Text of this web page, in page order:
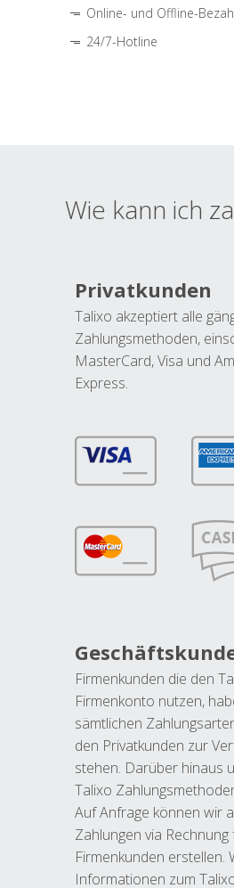
Online- und Offline-
24/7-Hotline
Wie kann ich
Privatkunden
Talixo akzeptiert alle
Zahlungsmethoden,
MasterCard, Visa und
Express.
Firmenkunden die den
Firmenkonto nutzen,
sämtlichen
den Privatkunden zur
stehen. Darüber hinaus
Talixo
Auf Anfrage können wir
Zahlungen via
Firmenkunden erstellen.
Informationen zum